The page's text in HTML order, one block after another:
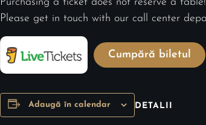
Please get in touch with our call center
Cumpără biletul
Adaugă în calendar DETALII